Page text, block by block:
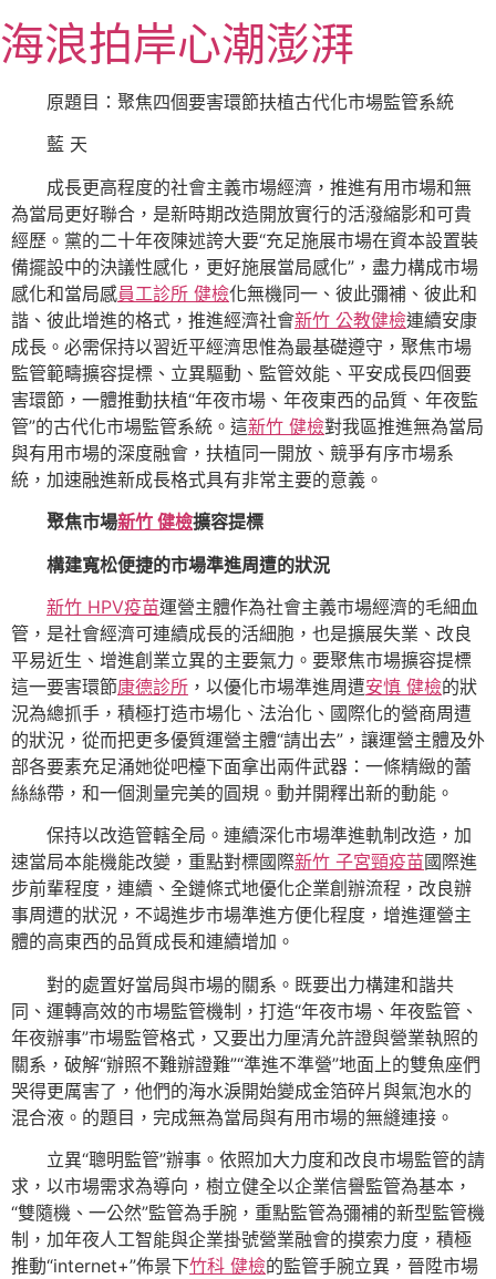
至
主海浪拍岸心潮澎湃
原題目：聚焦四個要害環節扶植古代化市場監管系統
藍 天
成長更高程度的社會主義市場經濟，推進有用市場和無
為當局更好聯合，是新時期改造開放實行的活潑縮影和可貴
經歷。黨的二十年夜陳述誇大要“充足施展市場在資本設置裝
備擺設中的決議性感化，更好施展當局感化”，盡力構成市場
感化和當局感員工診所 健檢化無機同一、彼此彌補、彼此和
諧、彼此增進的格式，推進經濟社會新竹 公教健檢連續安康
成長。必需保持以習近平經濟思惟為最基礎遵守，聚焦市場
監管範疇擴容提標、立異驅動、監管效能、平安成長四個要
害環節，一體推動扶植“年夜市場、年夜東西的品質、年夜監
管”的古代化市場監管系統。這新竹 健檢對我區推進無為當局
與有用市場的深度融會，扶植同一開放、競爭有序市場系
統，加速融進新成長格式具有非常主要的意義。
聚焦市場新竹 健檢擴容提標
構建寬松便捷的市場準進周遭的狀況
新竹 HPV疫苗運營主體作為社會主義市場經濟的毛細血
管，是社會經濟可連續成長的活細胞，也是擴展失業、改良
平易近生、增進創業立異的主要氣力。要聚焦市場擴容提標
這一要害環節康德診所 ，以優化市場準進周遭安慎 健檢的狀
況為總抓手，積極打造市場化、法治化、國際化的營商周遭
的狀況，從而把更多優質運營主體“請出去”，讓運營主體及外
部各要素充足涌她從吧檯下面拿出兩件武器：一條精緻的蕾
絲絲帶，和一個測量完美的圓規。動并開釋出新的動能。
保持以改造管轄全局。連續深化市場準進軌制改造，加
速當局本能機能改變，重點對標國際新竹 子宮頸疫苗國際進
步前輩程度，連續、全鏈條式地優化企業創辦流程，改良辦
事周遭的狀況，不竭進步市場準進方便化程度，增進運營主
體的高東西的品質成長和連續增加。
對的處置好當局與市場的關系。既要出力構建和諧共
同、運轉高效的市場監管機制，打造“年夜市場、年夜監管、
年夜辦事”市場監管格式，又要出力厘清允許證與營業執照的
關系，破解“辦照不難辦證難”“準進不準營”地面上的雙魚座們
哭得更厲害了，他們的海水淚開始變成金箔碎片與氣泡水的
混合液。的題目，完成無為當局與有用市場的無縫連接。
立異“聰明監管”辦事。依照加大力度和改良市場監管的請
求，以市場需求為導向，樹立健全以企業信譽監管為基本，
“雙隨機、一公然”監管為手腕，重點監管為彌補的新型監管機
制，加年夜人工智能與企業掛號營業融會的摸索力度，積極
推動“internet+”佈景下竹科 健檢的監管手腕立異，晉陞市場